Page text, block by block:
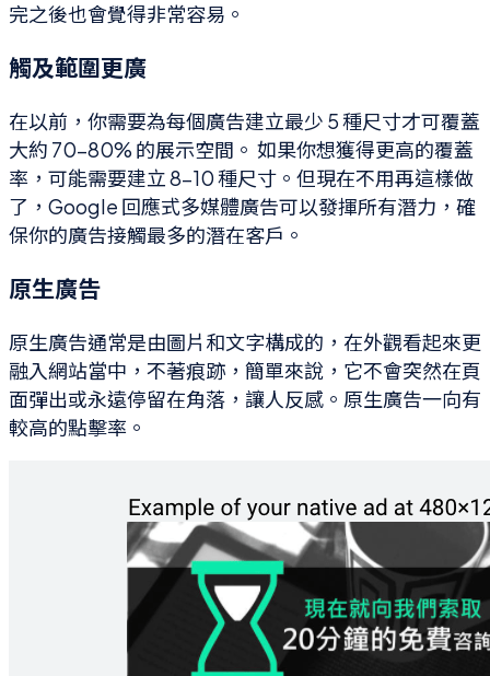
完之後也會覺得非常容易。
觸及範圍更廣
在以前，你需要為每個廣告建立最少 5 種尺寸才可覆蓋
大約 70-80% 的展示空間。 如果你想獲得更高的覆蓋
率，可能需要建立 8-10 種尺寸。但現在不用再這樣做
了，Google 回應式多媒體廣告可以發揮所有潛力，確
保你的廣告接觸最多的潛在客戶。
原生廣告
原生廣告通常是由圖片和文字構成的，在外觀看起來更
融入網站當中，不著痕跡，簡單來說，它不會突然在頁
面彈出或永遠停留在角落，讓人反感。原生廣告一向有
較高的點擊率。